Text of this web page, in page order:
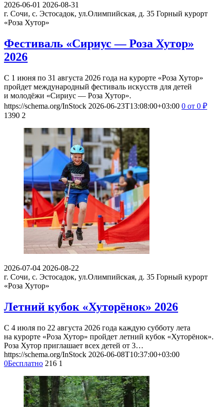
2026-06-01 2026-08-31
г. Сочи, с. Эстосадок, ул.Олимпийская, д. 35 Горный курорт
«Роза Хутор»
Фестиваль «Сириус — Роза Хутор»
2026
С 1 июня по 31 августа 2026 года на курорте «Роза Хутор»
пройдет международный фестиваль искусств для детей
и молодёжи «Сириус — Роза Хутор».
https://schema.org/InStock 2026-06-23T13:08:00+03:00 0 от 0 ₽
1390 2
2026-07-04 2026-08-22
г. Сочи, с. Эстосадок, ул.Олимпийская, д. 35 Горный курорт
«Роза Хутор»
Летний кубок «Хуторёнок» 2026
С 4 июля по 22 августа 2026 года каждую субботу лета
на курорте «Роза Хутор» пройдет летний кубок «Хуторёнок».
Роза Хутор приглашает всех детей от 3…
https://schema.org/InStock 2026-06-08T10:37:00+03:00
0Бесплатно 216 1